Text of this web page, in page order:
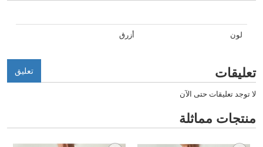
لون أزرق
تعليقات تعليق
لا توجد تعليقات حتى الآن
منتجات مماثلة